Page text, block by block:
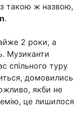
такою ж назвою,
.
2 роки, а
Музиканти
спільного туру
домовились
якби не
це лишилося